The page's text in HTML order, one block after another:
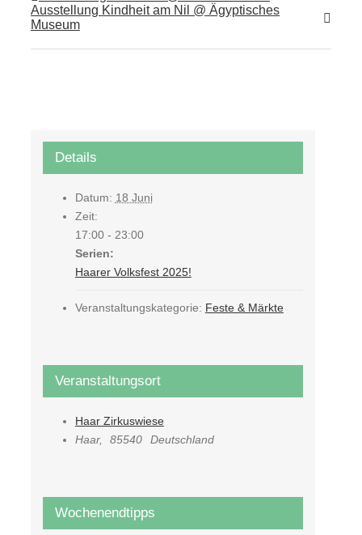
Ausstellung Kindheit am Nil @ Ägyptisches
Museum
Details
Datum: 18 Juni
Zeit:
17:00 - 23:00
Serien:
Haarer Volksfest 2025!
Veranstaltungskategorie: Feste & Märkte
Veranstaltungsort
Haar Zirkuswiese
Haar, 85540 Deutschland
Wochenendtipps